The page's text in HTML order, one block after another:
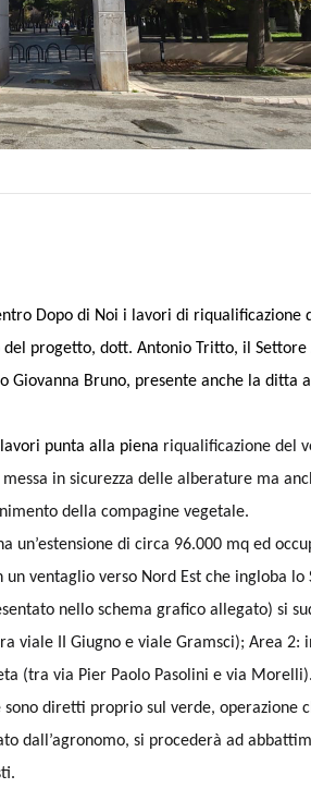
Dopo di Noi i lavori di riqualificazione
progetto, dott. Antonio Tritto, il Settore
Giovanna Bruno, presente anche la ditta
punta alla piena riqualificazione del
in sicurezza delle alberature ma
della compagine vegetale.
un’estensione di circa 96.000 mq ed
ventaglio verso Nord Est che ingloba lo
nello schema grafico allegato) si
viale II Giugno e viale Gramsci); Area
(tra via Pier Paolo Pasolini e via Morelli).
diretti proprio sul verde, operazione
dall’agronomo, si procederà ad